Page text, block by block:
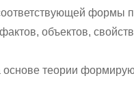
формы
объектов,
основе теории